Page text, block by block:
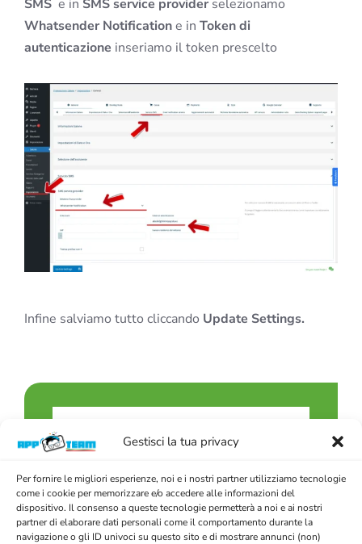
Gestisci la tua privacy
Per fornire le migliori esperienze, noi e i nostri partner utilizziamo tecnologie
come i cookie per memorizzare e/o accedere alle informazioni del
dispositivo. Il consenso a queste tecnologie permetterà a noi e ai nostri
partner di elaborare dati personali come il comportamento durante la
navigazione o gli ID univoci su questo sito e di mostrare annunci (non)
SMS e in SMS service provider selezionamo
Whatsender Notificatione in Token di
autenticazione inseriamo il token prescelto
Infine salviamo tutto cliccando Update Settings.
Articoli recenti